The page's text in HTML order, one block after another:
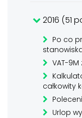
2016 (51
Po co
VAT-
całkowity
Urlop